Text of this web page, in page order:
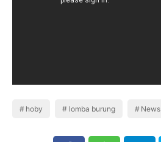
hoby lomba burung News